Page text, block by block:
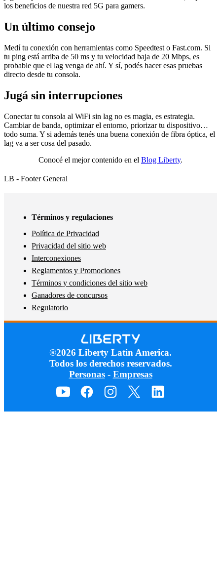
los beneficios de nuestra red 5G para gamers.
Un último consejo
Medí tu conexión con herramientas como Speedtest o Fast.com. Si
tu ping está arriba de 50 ms y tu velocidad baja de 20 Mbps, es
probable que el lag venga de ahí. Y sí, podés hacer esas pruebas
directo desde tu consola.
Jugá sin interrupciones
Conectar tu consola al WiFi sin lag no es magia, es estrategia.
Cambiar de banda, optimizar el entorno, priorizar tu dispositivo…
todo suma. Y si además tenés una buena conexión de fibra óptica, el
lag va a ser cosa del pasado.
Conocé el mejor contenido en el Blog Liberty.
LB - Footer General
Términos y regulaciones
Política de Privacidad
Privacidad del sitio web
Interconexiones
Reglamentos y Promociones
Términos y condiciones del sitio web
Ganadores de concursos
Regulatorio
®2026 Liberty Latin America.
Todos los derechos reservados.
Personas- Empresas